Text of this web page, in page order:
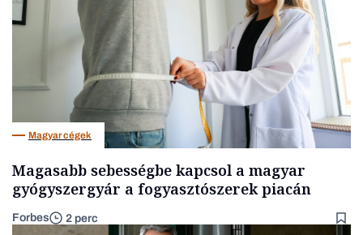
Magyar cégek
Magasabb sebességbe kapcsol a magyar
gyógyszergyár a fogyasztószerek piacán
Forbes 2 perc